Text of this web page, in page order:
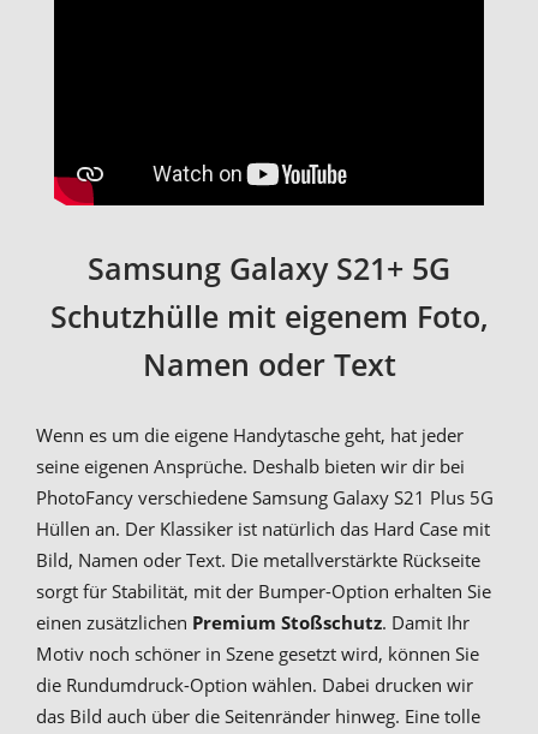
Samsung Galaxy S21+ 5G
Schutzhülle mit eigenem Foto,
Namen oder Text
Wenn es um die eigene Handytasche geht, hat jeder
seine eigenen Ansprüche. Deshalb bieten wir dir bei
PhotoFancy verschiedene Samsung Galaxy S21 Plus 5G
Hüllen an. Der Klassiker ist natürlich das Hard Case mit
Bild, Namen oder Text. Die metallverstärkte Rückseite
sorgt für Stabilität, mit der Bumper-Option erhalten Sie
einen zusätzlichen Premium Stoßschutz. Damit Ihr
Motiv noch schöner in Szene gesetzt wird, können Sie
die Rundumdruck-Option wählen. Dabei drucken wir
das Bild auch über die Seitenränder hinweg. Eine tolle